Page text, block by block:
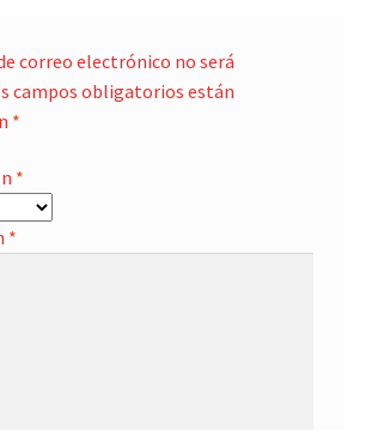
correo electrónico no será
campos obligatorios están
*
*
*